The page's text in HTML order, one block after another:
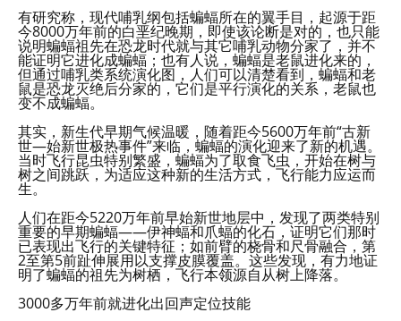
有研究称，现代哺乳纲包括蝙蝠所在的翼手目，起源于距
今8000万年前的白垩纪晚期，即使该论断是对的，也只能
说明蝙蝠祖先在恐龙时代就与其它哺乳动物分家了，并不
能证明它进化成蝙蝠；也有人说，蝙蝠是老鼠进化来的，
但通过哺乳类系统演化图，人们可以清楚看到，蝙蝠和老
鼠是恐龙灭绝后分家的，它们是平行演化的关系，老鼠也
变不成蝙蝠。
其实，新生代早期气候温暖，随着距今5600万年前“古新
世—始新世极热事件”来临，蝙蝠的演化迎来了新的机遇。
当时飞行昆虫特别繁盛，蝙蝠为了取食飞虫，开始在树与
树之间跳跃，为适应这种新的生活方式，飞行能力应运而
生。
人们在距今5220万年前早始新世地层中，发现了两类特别
重要的早期蝙蝠——伊神蝠和爪蝠的化石，证明它们那时
已表现出飞行的关键特征；如前臂的桡骨和尺骨融合，第
2至第5前趾伸展用以支撑皮膜覆盖。这些发现，有力地证
明了蝙蝠的祖先为树栖，飞行本领源自从树上降落。
3000多万年前就进化出回声定位技能